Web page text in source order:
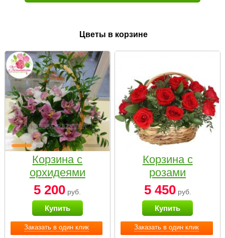
Цветы в корзине
Заказать в один клик
Корзина с
орхидеями
малая
5 200 руб.
Купить
Заказать в один клик
Корзина с
розами
«Красный
Париж»
5 450руб.
Купить